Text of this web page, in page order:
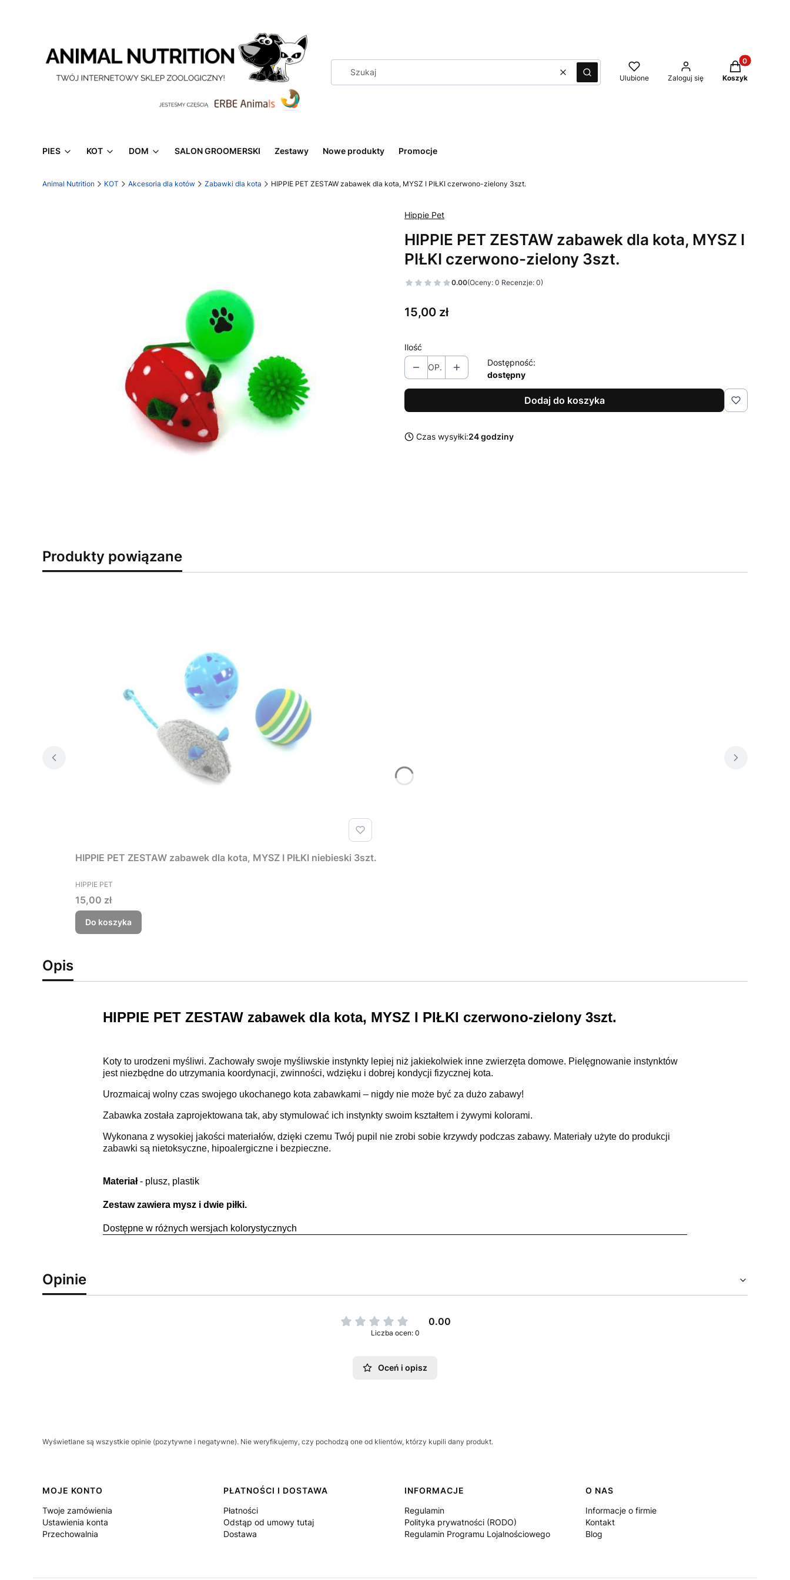
WyczyśćSzukaj Ulubione Zaloguj się
Produkty w
Koszyk
PIES KOT DOM SALON GROOMERSKI Zestawy Nowe produkty Promocje
Animal Nutrition KOT Akcesoria dla kotów Zabawki dla kota HIPPIE PET ZESTAW zabawek dla kota, MYSZ I PIŁKI czerwono-zielony 3szt.
Hippie Pet
HIPPIE PET ZESTAW zabawek dla kota, MYSZ I
PIŁKI czerwono-zielony 3szt.
0.00(Oceny: 0 Recenzje: 0)
Cena
15,00 zł
Ilość
OP.
Dostępność:
dostępny
Dodaj do koszyka
Czas wysyłki:24 godziny
Produkty powiązane
HIPPIE PET ZESTAW zabawek dla kota, MYSZ I PIŁKI niebieski 3szt.
PRODUCENT
HIPPIE PET
Cena
15,00 zł
Do koszyka
Opis
HIPPIE PET ZESTAW zabawek dla kota, MYSZ I PIŁKI czerwono-zielony 3szt.
Koty to urodzeni myśliwi. Zachowały swoje myśliwskie instynkty lepiej niż jakiekolwiek inne zwierzęta domowe. Pielęgnowanie instynktów
jest niezbędne do utrzymania koordynacji, zwinności, wdzięku i dobrej kondycji fizycznej kota.
Urozmaicaj wolny czas swojego ukochanego kota zabawkami – nigdy nie może być za dużo zabawy!
Zabawka została zaprojektowana tak, aby stymulować ich instynkty swoim kształtem i żywymi kolorami.
Wykonana z wysokiej jakości materiałów, dzięki czemu Twój pupil nie zrobi sobie krzywdy podczas zabawy. Materiały użyte do produkcji
zabawki są nietoksyczne, hipoalergiczne i bezpieczne.
Materiał- plusz, plastik
Zestaw zawiera mysz i dwie piłki.
Dostępne w różnych wersjach kolorystycznych
Opinie
0.00
Liczba ocen: 0
Oceń i opisz
Wyświetlane są wszystkie opinie (pozytywne i negatywne). Nie weryfikujemy, czy pochodzą one od klientów, którzy kupili dany produkt.
Linki w stopce
MOJE KONTO
Twoje zamówienia
Ustawienia konta
Przechowalnia
PŁATNOŚCI I DOSTAWA
Płatności
Odstąp od umowy tutaj
Dostawa
INFORMACJE
Regulamin
Polityka prywatności (RODO)
Regulamin Programu Lojalnościowego
O NAS
Informacje o firmie
Kontakt
Blog